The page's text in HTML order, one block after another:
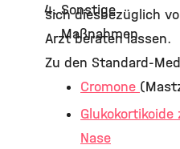
Sonstige
Maßnahmen
sich diesbezüglich
Arzt beraten lassen.
Zu den Standard-
Cromone
Nase